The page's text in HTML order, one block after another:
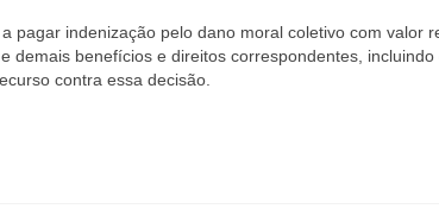
pagar indenização pelo dano moral coletivo com valor
demais benefícios e direitos correspondentes,
contra essa decisão.